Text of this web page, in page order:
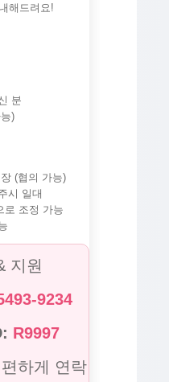
해드려요!
분
)
(협의 가능)
시 일대
로 조정 가능
지원
9234
R9997
하게 연락